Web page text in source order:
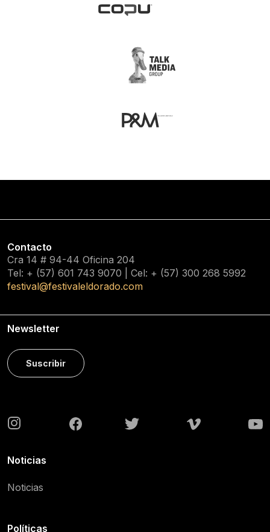
Contacto
Cra 14 # 94-44 Oficina 204
Tel: + (57) 601 743 9070 | Cel: + (57) 300 268 5992
festival@festivaleldorado.com
Newsletter
Suscribir
Noticias
Noticias
Políticas